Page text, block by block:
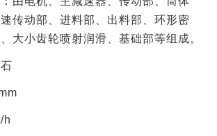
传动部、进料部、出料部、环形密
大小齿轮喷射润滑、基础部等组成。
h